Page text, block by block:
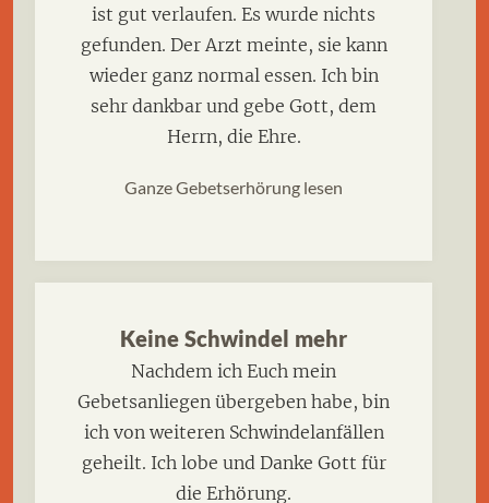
ist gut verlaufen. Es wurde nichts
gefunden. Der Arzt meinte, sie kann
wieder ganz normal essen. Ich bin
sehr dankbar und gebe Gott, dem
Herrn, die Ehre.
Ganze Gebetserhörung lesen
Keine Schwindel mehr
Nachdem ich Euch mein
Gebetsanliegen übergeben habe, bin
ich von weiteren Schwindelanfällen
geheilt. Ich lobe und Danke Gott für
die Erhörung.